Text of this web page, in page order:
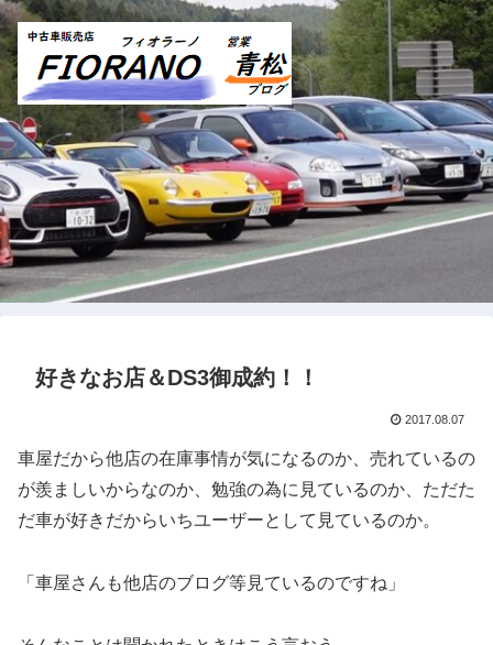
好きなお店＆DS3御成約！！
2017.08.07
車屋だから他店の在庫事情が気になるのか、売れているの
が羨ましいからなのか、勉強の為に見ているのか、ただた
だ車が好きだからいちユーザーとして見ているのか。
「車屋さんも他店のブログ等見ているのですね」